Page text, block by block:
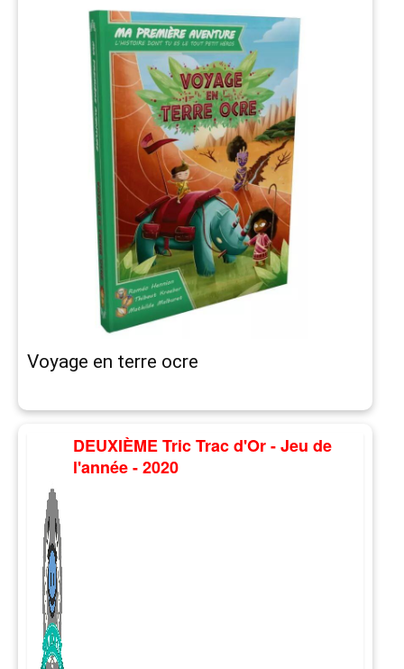
Voyage en terre ocre
DEUXIÈME Tric Trac d'Or - Jeu de
l'année - 2020